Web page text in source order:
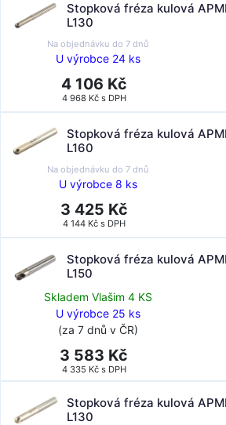
Stopková fréza kulová
L130
Na objednávku do 7 dnů
U výrobce 24 ks
4 106 Kč
4 968 Kč s DPH
Stopková fréza kulová
L160
Na objednávku do 7 dnů
U výrobce 8 ks
3 425 Kč
4 144 Kč s DPH
Stopková fréza kulová
L150
Skladem Vlašim 4 KS
U výrobce 25 ks
(za 7 dnů v ČR)
3 583 Kč
4 335 Kč s DPH
Stopková fréza kulová
L130